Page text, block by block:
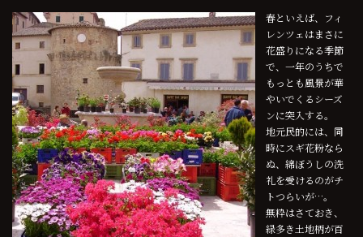
春といえば、フィ
レンツェはまさに
花盛りになる季節
で、一年のうちで
もっとも風景が華
やいでくるシーズ
ンに突入する。
地元民的には、同
時にスギ花粉なら
ぬ、綿ぼうしの洗
礼を受けるのがチ
トつらいが…。
無粋はさておき、
緑多き土地柄が百